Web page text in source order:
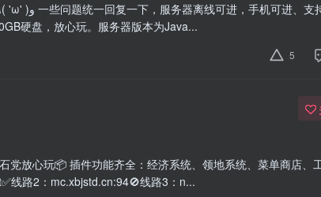
硬盘，放心玩。服务器版本为Java...
5
放心玩📦 插件功能齐全：经济系统、领地系统、菜单商店、
线路2：mc.xbjstd.cn:94🚫线路3：n...